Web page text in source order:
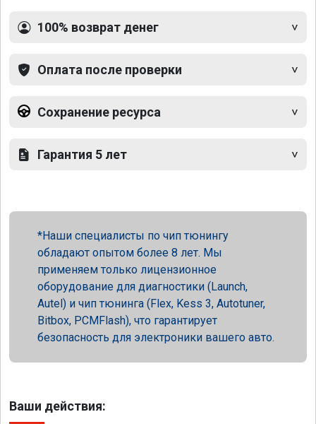
100% возврат денег
Оплата после проверки
Сохранение ресурса
Гарантия 5 лет
Наши специалисты по чип тюнингу
обладают опытом более 8 лет. Мы
применяем только лицензионное
оборудование для диагностики (Launch,
Autel) и чип тюнинга (Flex, Kess 3, Autotuner,
Bitbox, PCMFlash), что гарантирует
безопасность для электроники вашего авто.
Ваши действия: